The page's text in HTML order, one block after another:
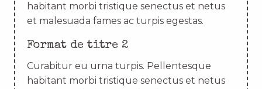
habitant morbi tristique senectus et netus
et malesuada fames ac turpis egestas.
Format de titre 2
Curabitur eu urna turpis. Pellentesque
habitant morbi tristique senectus et netus